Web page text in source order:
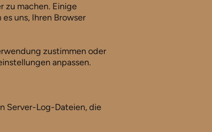
zu machen. Einige
uns, Ihren Browser
zustimmen oder
anpassen.
Server-Log-Dateien, die